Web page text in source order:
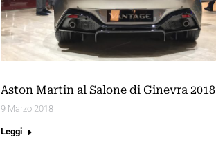
Aston Martin al Salone di Ginevra 2018
9 Marzo 2018
Leggi